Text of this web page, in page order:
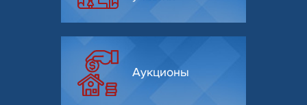
Аукционы